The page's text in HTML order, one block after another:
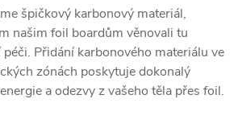
špičkový karbonový materiál,
našim foil boardům věnovali tu
péči. Přidání karbonového materiálu ve
zónách poskytuje dokonalý
a odezvy z vašeho těla přes foil.